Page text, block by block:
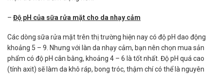
– Độ pH của sữa rửa mặt cho da nhạy cảm
Các dòng sữa rửa mặt trên thị trường hiện nay có độ pH dao động
khoảng 5 – 9. Nhưng với làn da nhạy cảm, bạn nên chọn mua sản
phẩm có độ pH cân bằng, khoảng 4 – 6 là tốt nhất. Độ pH quá cao
(tính axit) sẽ làm da khô ráp, bong tróc, thậm chí có thể là nguyên